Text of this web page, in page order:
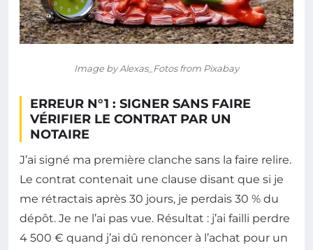
Image by Alexas_Fotos from Pixabay
ERREUR N°1 : SIGNER SANS FAIRE
VÉRIFIER LE CONTRAT PAR UN
NOTAIRE
J’ai signé ma première clanche sans la faire relire.
Le contrat contenait une clause disant que si je
me rétractais après 30 jours, je perdais 30 % du
dépôt. Je ne l’ai pas vue. Résultat : j’ai failli perdre
4 500 € quand j’ai dû renoncer à l’achat pour un